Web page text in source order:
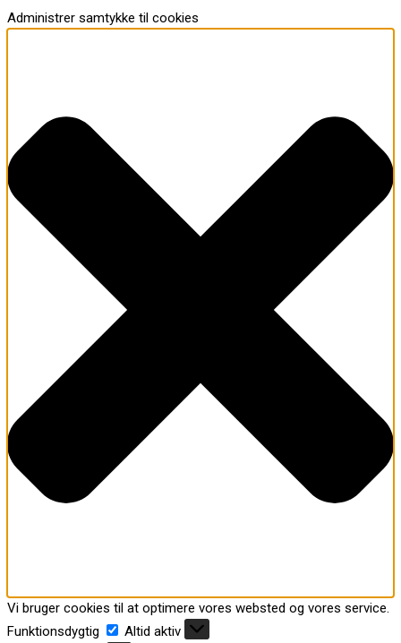
Administrer samtykke til cookies
Vi bruger cookies til at optimere vores websted og vores service.
Funktionsdygtig
Funktionsdygtig
Altid aktiv